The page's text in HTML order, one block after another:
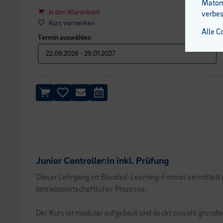
In den Warenkorb
Kurs vormerken
Termin auswählen
Junior Controller:in inkl. Prüfung
Dieser Lehrgang im Blended-Learning-Format
betriebswirtschaftlicher Prozesse.
Der Kurs ist modular aufgebaut und deckt sowohl
Alle